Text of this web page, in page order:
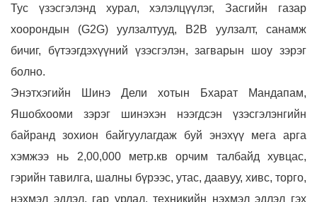
Тус үзэсгэлэнд хурал, хэлэлцүүлэг, Засгийн газар
хоорондын (G2G) уулзалтууд, B2B уулзалт, санамж
бичиг, бүтээгдэхүүний үзэсгэлэн, загварын шоу зэрэг
болно.
Энэтхэгийн Шинэ Дели хотын Бхарат Мандапам,
Яшобхооми зэрэг шинэхэн нээгдсэн үзэсгэлэнгийн
байранд зохион байгуулагдаж буй энэхүү мега арга
хэмжээ нь 2,00,000 метр.кв орчим талбайд хувцас,
гэрийн тавилга, шалны бүрээс, утас, даавуу, хивс, торго,
нэхмэл эдлэл, гар урлал, техникийн нэхмэл эдлэл гэх